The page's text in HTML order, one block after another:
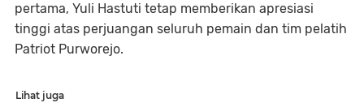
pertama, Yuli Hastuti tetap memberikan apresiasi
tinggi atas perjuangan seluruh pemain dan tim pelatih
Patriot Purworejo.
Lihat juga